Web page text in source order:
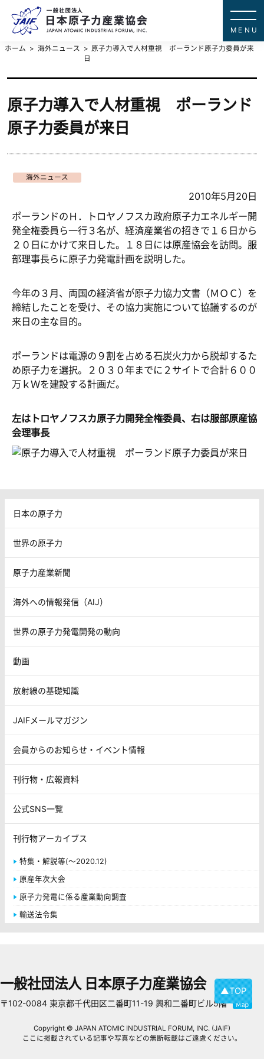
ホーム 海外ニュース
原子力導入で人材重視 ポーランド原子力委員が来
日
原子力導入で人材重視 ポーランド
原子力委員が来日
海外ニュース
2010年5月20日
ポーランドのＨ．トロヤノフスカ政府原子力エネルギー開
発全権委員ら一行３名が、経済産業省の招きで１６日から
２０日にかけて来日した。１８日には原産協会を訪問。服
部理事長らに原子力発電計画を説明した。
今年の３月、両国の経済省が原子力協力文書（ＭＯＣ）を
締結したことを受け、その協力実施について協議するのが
来日の主な目的。
ポーランドは電源の９割を占める石炭火力から脱却するた
め原子力を選択。２０３０年までに２サイトで合計６００
万ｋＷを建設する計画だ。
左はトロヤノフスカ原子力開発全権委員、右は服部原産協
会理事長
日本の原子力
世界の原子力
原子力産業新聞
海外への情報発信（AIJ）
世界の原子力発電開発の動向
動画
放射線の基礎知識
JAIFメールマガジン
会員からのお知らせ・イベント情報
刊行物・広報資料
公式SNS一覧
刊行物アーカイブス
特集・解説等(～2020.12)
原産年次大会
原子力発電に係る産業動向調査
輸送法令集
▲TOP
一般社団法人 日本原子力産業協会
〒102-0084 東京都千代田区二番町11-19 興和二番町ビル5階
Copyright © JAPAN ATOMIC INDUSTRIAL FORUM, INC. (JAIF)
ここに掲載されている記事や写真などの無断転載はご遠慮ください。